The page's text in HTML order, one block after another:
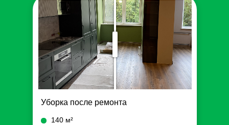
Уборка после ремонта
140 м²